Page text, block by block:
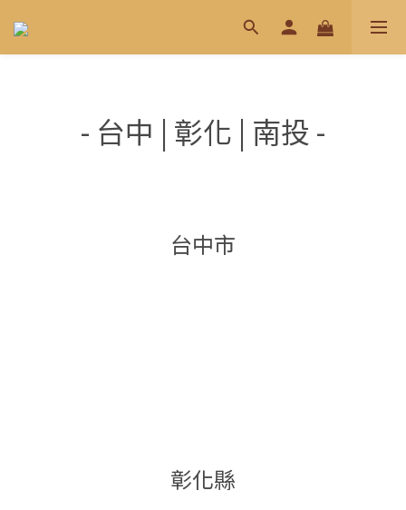
- 台中 | 彰化 | 南投 -
台中市
彰化縣